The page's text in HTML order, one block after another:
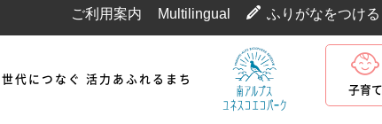
ご利用案内 Multilingual ふりがなをつける
代につなぐ 活力あふれるまち
子育て